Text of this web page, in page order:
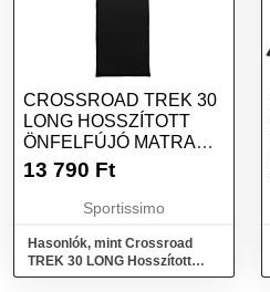
CROSSROAD TREK 30
LONG HOSSZÍTOTT
ÖNFELFÚJÓ MATRAC,
FEKETE, MÉRET
13 790 Ft
Sportissimo
Hasonlók, mint Crossroad
TREK 30 LONG Hosszított
önfelfújó matrac, fekete,